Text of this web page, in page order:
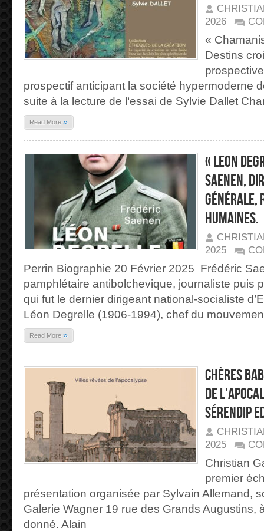
2026
«
Destins
prospectif anticipant la société hypermoderne
suite à la lecture de l‘essai de Sylvie Dallet
Read More »
« Leon
SAENEN,
générale,
humaines.
2025
Perrin Biographie 20 Février 2025 Frédéric
pamphlétaire antibolchevique, journaliste puis
qui fut le dernier dirigeant national-socialiste
Léon Degrelle (1906-1994), chef du
Read More »
Chères
de
Sérendip
2025
Christian
premier
présentation organisée par Sylvain Allemand,
Galerie Wagner 19 rue des Grands Augustins,
donné. Alain